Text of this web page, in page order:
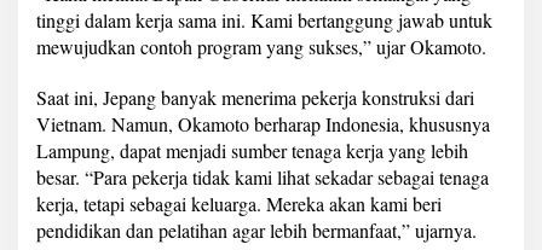
tinggi dalam kerja sama ini. Kami bertanggung jawab untuk
mewujudkan contoh program yang sukses,” ujar Okamoto.
Saat ini, Jepang banyak menerima pekerja konstruksi dari
Vietnam. Namun, Okamoto berharap Indonesia, khususnya
Lampung, dapat menjadi sumber tenaga kerja yang lebih
besar. “Para pekerja tidak kami lihat sekadar sebagai tenaga
kerja, tetapi sebagai keluarga. Mereka akan kami beri
pendidikan dan pelatihan agar lebih bermanfaat,” ujarnya.